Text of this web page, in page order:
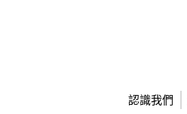
認識我們